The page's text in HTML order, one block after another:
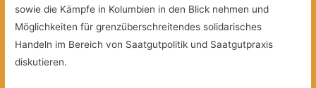
sowie die Kämpfe in Kolumbien in den Blick nehmen und
Möglichkeiten für grenzüberschreitendes solidarisches
Handeln im Bereich von Saatgutpolitik und Saatgutpraxis
diskutieren.